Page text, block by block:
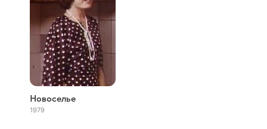
Новоселье
1979